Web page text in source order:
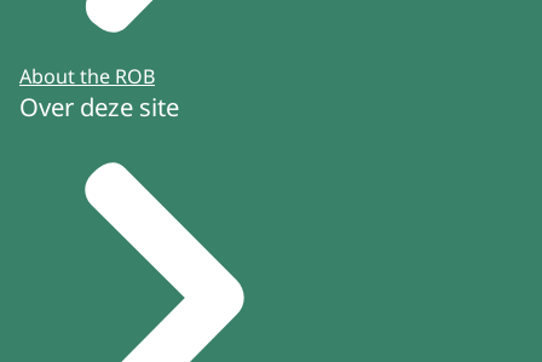
About the ROB
Over deze site